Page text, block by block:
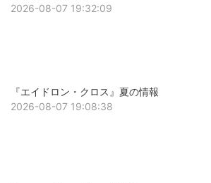
2026-08-07 19:32:09
『エイドロン・クロス』夏の情報
2026-08-07 19:08:38